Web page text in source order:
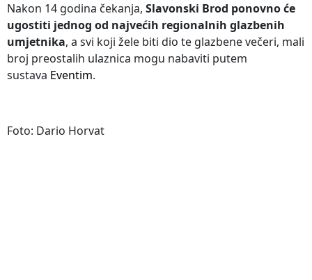
Nakon 14 godina čekanja, Slavonski Brod ponovno će
ugostiti jednog od najvećih regionalnih glazbenih
umjetnika, a svi koji žele biti dio te glazbene večeri, mali
broj preostalih ulaznica mogu nabaviti putem
sustava Eventim.
Foto: Dario Horvat